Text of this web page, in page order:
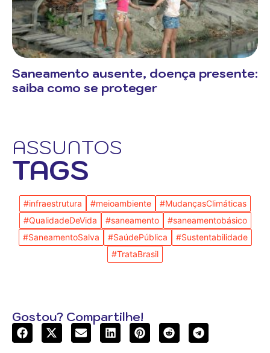
Saneamento ausente, doença presente:
saiba como se proteger
ASSUNTOS
TAGS
#infraestrutura #meioambiente
#MudançasClimáticas
#QualidadeDeVida
#saneamento
#saneamentobásico
#SaneamentoSalva
#SaúdePública
#Sustentabilidade
#TrataBrasil
Gostou? Compartilhe!